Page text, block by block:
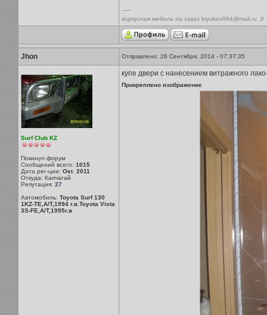
-----
корпусная мебель на заказ kryukov064@mail.ru
Jhon Отправлено: 26 Сентября, 2014 - 07:37:35
Surf Club KZ
Покинул форум
Сообщений всего: 1015
Дата рег-ции: Окт. 2011
Откуда: Капчагай
Репутация: 27
Автомобиль: Toyota Surf 130
1KZ-TE,A/T,1994 г.в.Toyota Vista
3S-FE,A/T,1995г.в
купе двери с нанесением витражного
Прикреплено изображение